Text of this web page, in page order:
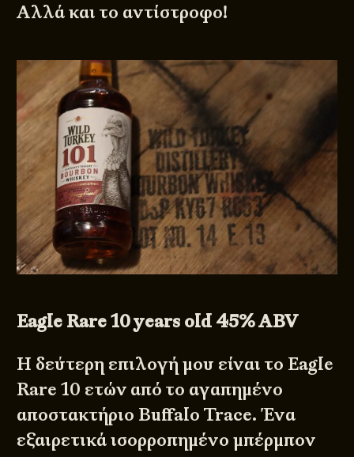
Αλλά και το αντίστροφο!
Eagle Rare 10 years old 45% ABV
Η δεύτερη επιλογή μου είναι το Eagle
Rare 10 ετών από το αγαπημένο
αποστακτήριο Buffalo Trace. Ένα
εξαιρετικά ισορροπημένο μπέρμπον